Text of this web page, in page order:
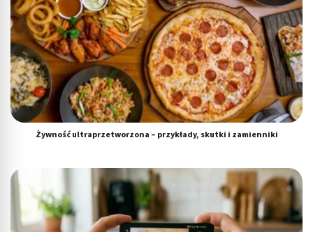
Żywność ultraprzetworzona – przykłady, skutki i zamienniki